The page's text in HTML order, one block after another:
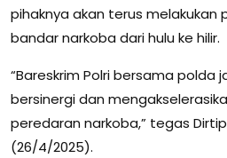
pihaknya akan terus melakukan
bandar narkoba dari hulu ke hilir.
“Bareskrim Polri bersama polda
bersinergi dan
peredaran narkoba,” tegas
(26/4/2025).